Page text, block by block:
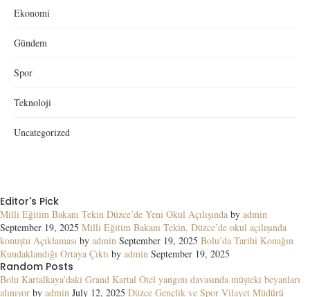
Ekonomi
Gündem
Spor
Teknoloji
Uncategorized
Editor's Pick
Milli Eğitim Bakanı Tekin Düzce’de Yeni Okul Açılışında by admin
September 19, 2025 Milli Eğitim Bakanı Tekin, Düzce’de okul açılışında
konuştu Açıklaması by admin September 19, 2025 Bolu’da Tarihi Konağın
Kundaklandığı Ortaya Çıktı by admin September 19, 2025
Random Posts
Bolu Kartalkaya’daki Grand Kartal Otel yangını davasında müşteki beyanları
alınıyor by admin July 12, 2025 Düzce Gençlik ve Spor Vilayet Müdürü